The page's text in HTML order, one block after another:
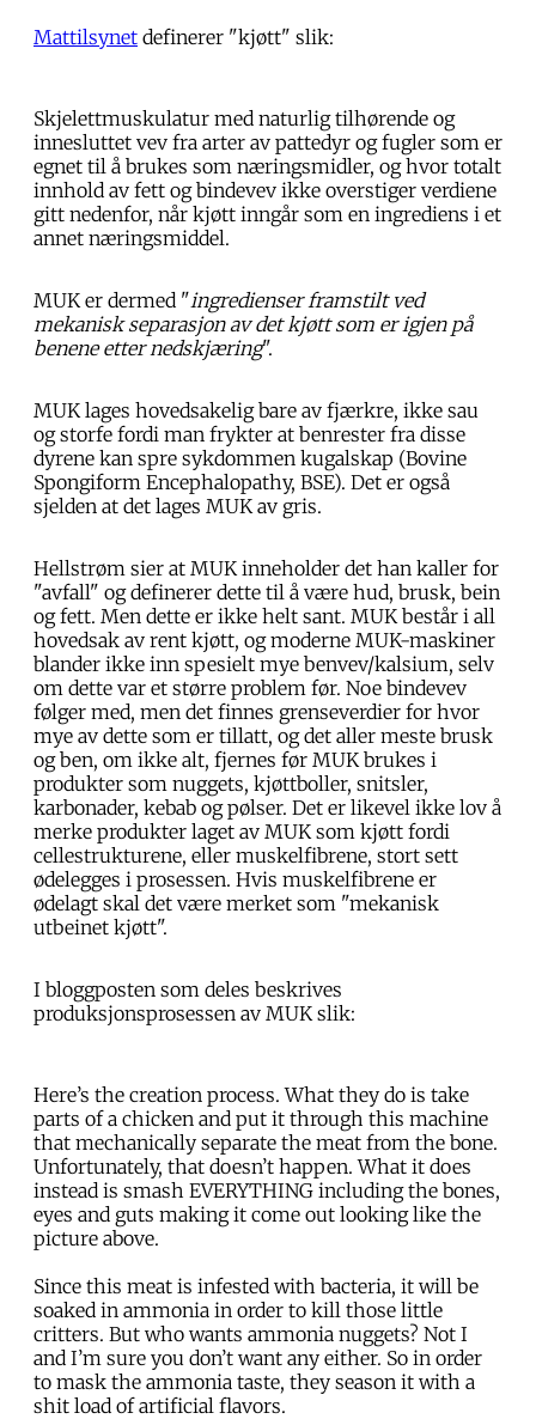
Mattilsynet definerer "kjøtt" slik:
Skjelettmuskulatur med naturlig tilhørende og
innesluttet vev fra arter av pattedyr og fugler som er
egnet til å brukes som næringsmidler, og hvor totalt
innhold av fett og bindevev ikke overstiger verdiene
gitt nedenfor, når kjøtt inngår som en ingrediens i et
annet næringsmiddel.
MUK er dermed "ingredienser framstilt ved
mekanisk separasjon av det kjøtt som er igjen på
benene etter nedskjæring".
MUK lages hovedsakelig bare av fjærkre, ikke sau
og storfe fordi man frykter at benrester fra disse
dyrene kan spre sykdommen kugalskap (Bovine
Spongiform Encephalopathy, BSE). Det er også
sjelden at det lages MUK av gris.
Hellstrøm sier at MUK inneholder det han kaller for
"avfall" og definerer dette til å være hud, brusk, bein
og fett. Men dette er ikke helt sant. MUK består i all
hovedsak av rent kjøtt, og moderne MUK-maskiner
blander ikke inn spesielt mye benvev/kalsium, selv
om dette var et større problem før. Noe bindevev
følger med, men det finnes grenseverdier for hvor
mye av dette som er tillatt, og det aller meste brusk
og ben, om ikke alt, fjernes før MUK brukes i
produkter som nuggets, kjøttboller, snitsler,
karbonader, kebab og pølser. Det er likevel ikke lov å
merke produkter laget av MUK som kjøtt fordi
cellestrukturene, eller muskelfibrene, stort sett
ødelegges i prosessen. Hvis muskelfibrene er
ødelagt skal det være merket som "mekanisk
utbeinet kjøtt".
I bloggposten som deles beskrives
produksjonsprosessen av MUK slik:
Here’s the creation process. What they do is take
parts of a chicken and put it through this machine
that mechanically separate the meat from the bone.
Unfortunately, that doesn’t happen. What it does
instead is smash EVERYTHING including the bones,
eyes and guts making it come out looking like the
picture above.
Since this meat is infested with bacteria, it will be
soaked in ammonia in order to kill those little
critters. But who wants ammonia nuggets? Not I
and I’m sure you don’t want any either. So in order
to mask the ammonia taste, they season it with a
shit load of artificial flavors.